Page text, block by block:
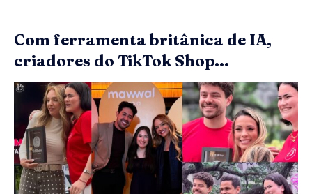
Com ferramenta britânica de IA,
criadores do TikTok Shop...